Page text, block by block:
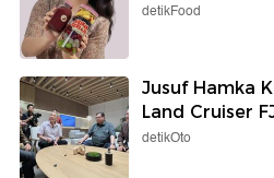
detikFood
Jusuf Hamka
Land Cruiser
detikOto